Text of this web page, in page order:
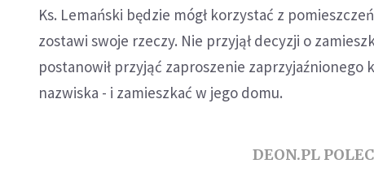
Ks. Lemański będzie mógł korzystać z
zostawi swoje rzeczy. Nie przyjął decyzji o
postanowił przyjąć zaproszenie zaprzyjaźnionego
nazwiska - i zamieszkać w jego domu.
DEON.PL